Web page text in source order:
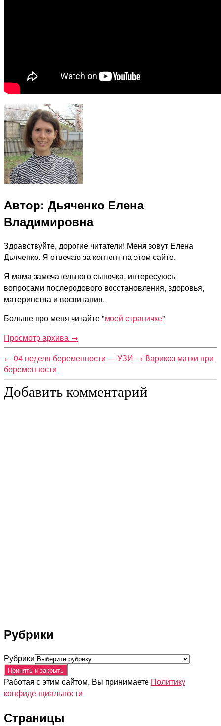
Автор: Дьяченко Елена
Владимировна
Здравствуйте, дорогие читатели! Меня зовут Елена
Дьяченко. Я отвечаю за контент на этом сайте.
Я мама замечательного сыночка, интересуюсь
вопросами послеродового восстановления, здоровья,
материнства и воспитания.
Больше про меня читайте "моей страничке"
Просмотр архива →
← 04 неделя беременности — УЗИ → Варикоз матки при
беременности
Добавить комментарий
Рубрики
Рубрики
Работая с этим сайтом, Вы принимаете Политику
конфиденциальности
Страницы